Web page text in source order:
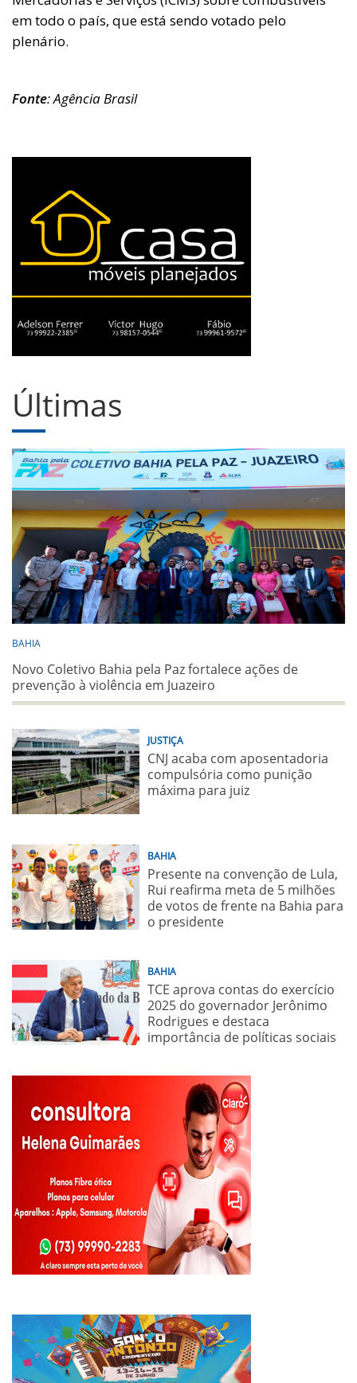
em todo o país, que está sendo votado pelo
plenário.
Fonte: Agência Brasil
Últimas
BAHIA
Novo Coletivo Bahia pela Paz fortalece ações de
prevenção à violência em Juazeiro
JUSTIÇA
CNJ acaba com aposentadoria
compulsória como punição
máxima para juiz
BAHIA
Presente na convenção de Lula,
Rui reafirma meta de 5 milhões
de votos de frente na Bahia para
o presidente
BAHIA
TCE aprova contas do exercício
2025 do governador Jerônimo
Rodrigues e destaca
importância de políticas sociais